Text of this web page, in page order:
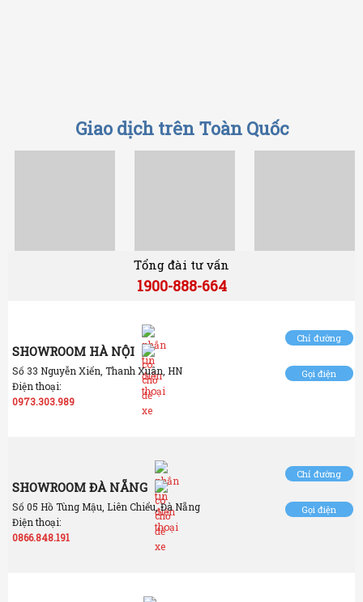
Giao dịch trên Toàn Quốc
Tổng đài tư vấn
1900-888-664
SHOWROOM HÀ NỘI
Số 33 Nguyễn Xiển, Thanh Xuân, HN
Điện thoại:
0973.303.989
Chỉ đường
Gọi điện
SHOWROOM ĐÀ NẴNG
Số 05 Hồ Tùng Mậu, Liên Chiểu, Đà Nẵng
Điện thoại:
0866.848.191
Chỉ đường
Gọi điện